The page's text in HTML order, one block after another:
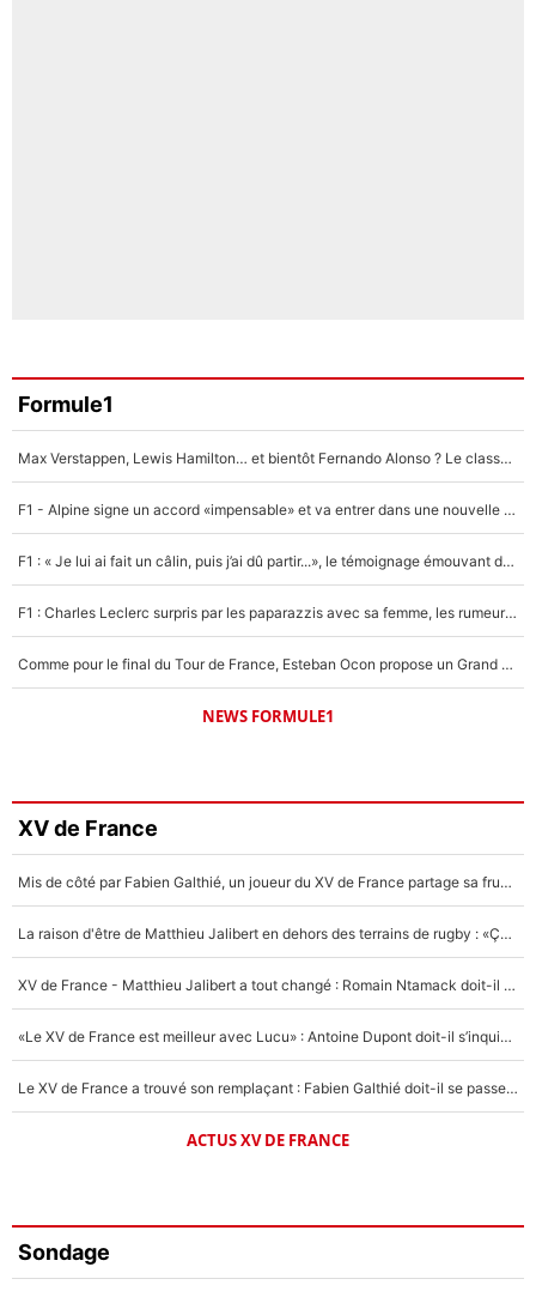
Formule1
Max Verstappen, Lewis Hamilton… et bientôt Fernando Alonso ? Le classement des pilotes les mieux payés en Formule 1 risque de changer !
F1 - Alpine signe un accord «impensable» et va entrer dans une nouvelle dimension : Grande nouvelle pour Pierre Gasly !
F1 : « Je lui ai fait un câlin, puis j’ai dû partir...», le témoignage émouvant de Max Verstappen sur sa fille
F1 : Charles Leclerc surpris par les paparazzis avec sa femme, les rumeurs étaient vraies !
Comme pour le final du Tour de France, Esteban Ocon propose un Grand Prix de Formule 1 à Paris : «Autour de l’Arc de Triomphe, ce serait génial» !
NEWS FORMULE1
XV de France
Mis de côté par Fabien Galthié, un joueur du XV de France partage sa frustration : «ils ne me l’ont pas dit tout de suite»
La raison d'être de Matthieu Jalibert en dehors des terrains de rugby : «Ça m'atteint autant que si tu touches à un membre de ma famille»
XV de France - Matthieu Jalibert a tout changé : Romain Ntamack doit-il s’inquiéter pour sa place à un an de la Coupe du monde ?
«Le XV de France est meilleur avec Lucu» : Antoine Dupont doit-il s’inquiéter pour sa place ?
Le XV de France a trouvé son remplaçant : Fabien Galthié doit-il se passer d'Antoine Dupont ?
ACTUS XV DE FRANCE
Sondage